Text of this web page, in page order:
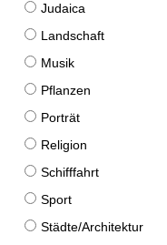
Judaica
Landschaft
Musik
Pflanzen
Porträt
Religion
Schifffahrt
Sport
Städte/Architektur